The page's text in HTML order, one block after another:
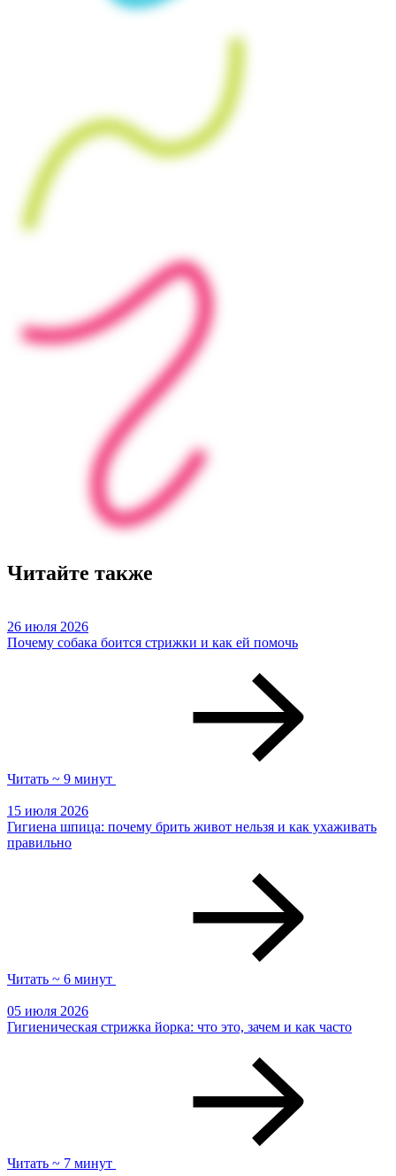
Читайте также
26 июля 2026
Почему собака боится стрижки и как ей помочь
Читать ~ 9 минут
15 июля 2026
Гигиена шпица: почему брить живот нельзя и как ухаживать
правильно
Читать ~ 6 минут
05 июля 2026
Гигиеническая стрижка йорка: что это, зачем и как часто
Читать ~ 7 минут